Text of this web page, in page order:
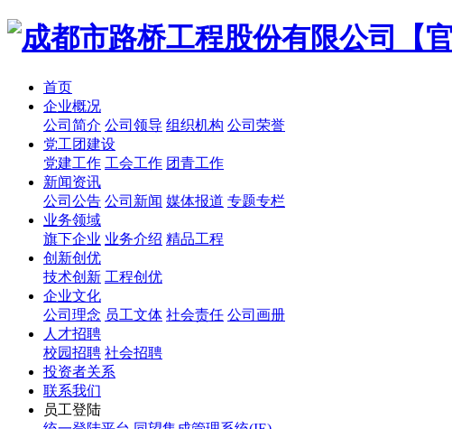
首页
企业概况
公司简介 公司领导 组织机构 公司荣誉
党工团建设
党建工作 工会工作 团青工作
新闻资讯
公司公告 公司新闻 媒体报道 专题专栏
业务领域
旗下企业 业务介绍 精品工程
创新创优
技术创新 工程创优
企业文化
公司理念 员工文体 社会责任 公司画册
人才招聘
校园招聘 社会招聘
投资者关系
联系我们
员工登陆